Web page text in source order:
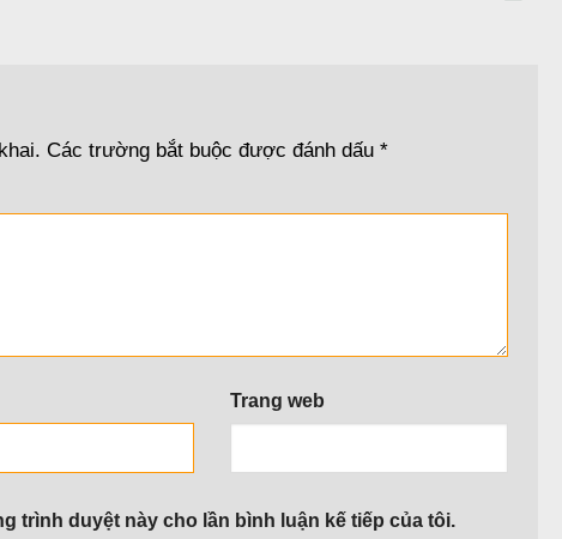
Các trường bắt buộc được đánh dấu *
Trang web
trình duyệt này cho lần bình luận kế tiếp của tôi.